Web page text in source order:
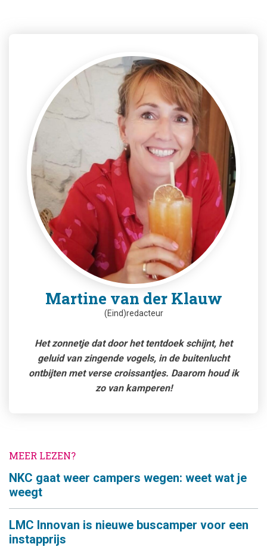
Martine van der Klauw
(Eind)redacteur
Het zonnetje dat door het tentdoek schijnt, het
geluid van zingende vogels, in de buitenlucht
ontbijten met verse croissantjes. Daarom houd ik
zo van kamperen!
MEER LEZEN?
NKC gaat weer campers wegen: weet wat je
weegt
LMC Innovan is nieuwe buscamper voor een
instapprijs